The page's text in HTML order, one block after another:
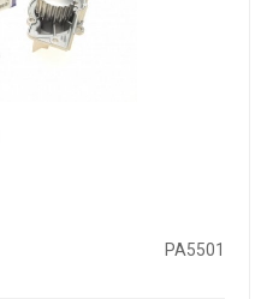
PA5501